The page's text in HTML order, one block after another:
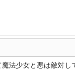
法少女と悪は敵対し